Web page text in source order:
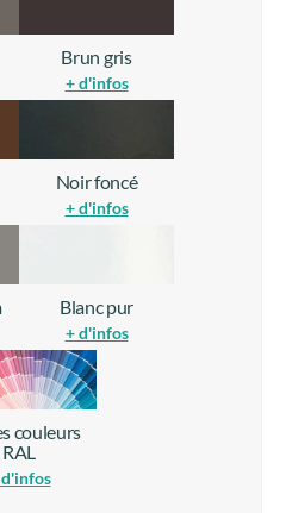
Brun gris
+ d'infos
Noir foncé
+ d'infos
Blanc pur
+ d'infos
couleurs
RAL